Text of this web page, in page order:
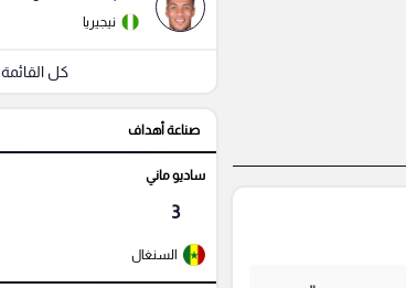
نيجيريا
كل القائمة
صناعة أهداف
ساديو ماني
3
السنغال